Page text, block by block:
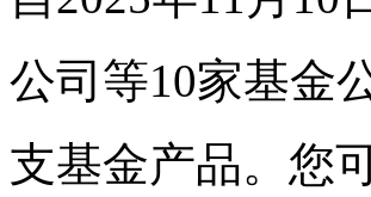
公司等10家基金
支基金产品。您